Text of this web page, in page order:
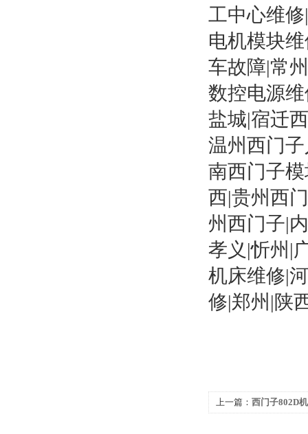
工中心维
电机模块
车故障|常
数控电源
盐城|宿迁
温州西门
南西门子
西|贵州西
州西门子|
孝义|忻州|
机床维修|
修|郑州|陕
上一篇： 西门子802D